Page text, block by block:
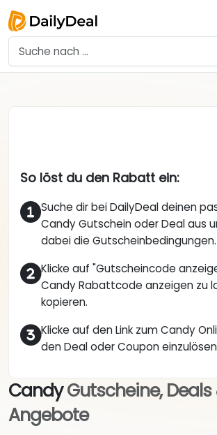
So löst du den Rabatt ein:
Suche dir bei DailyDeal deinen
Candy Gutschein oder Deal aus
dabei die Gutscheinbedingungen.
Klicke auf "Gutscheincode
Candy Rabattcode anzeigen zu
kopieren.
Klicke auf den Link zum Candy
den Deal oder Coupon
CandyGutscheine, Deals
Angebote